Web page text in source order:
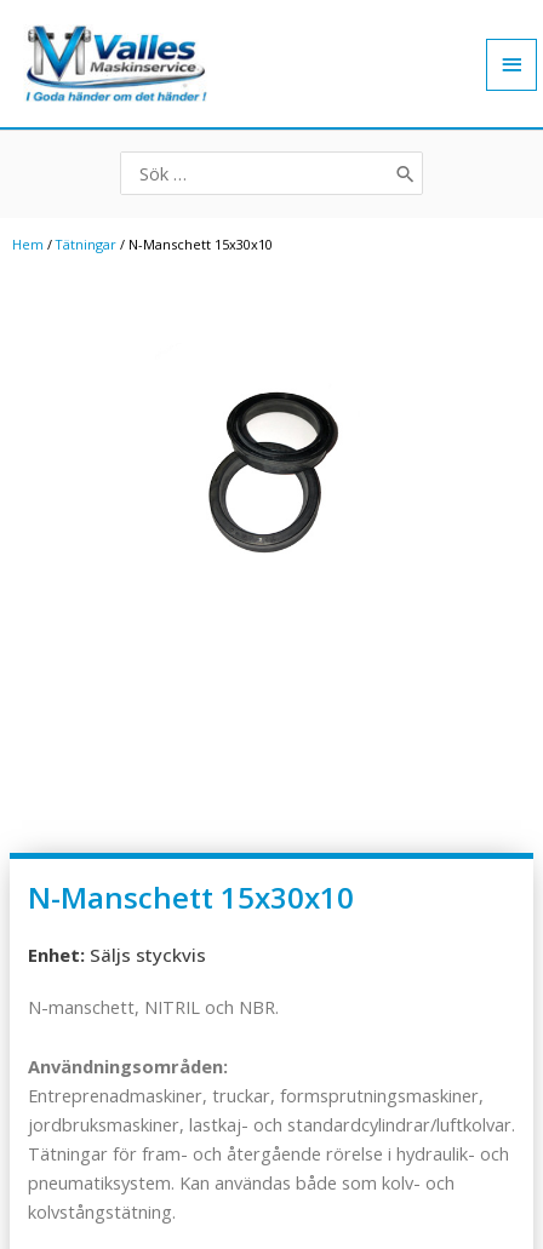
innehåll
Search
for:
Hem /Tätningar / N-Manschett 15x30x10
N-Manschett 15x30x10
Enhet: Säljs styckvis
N-manschett, NITRIL och NBR.
Användningsområden:
Entreprenadmaskiner, truckar, formsprutningsmaskiner,
jordbruksmaskiner, lastkaj- och standardcylindrar/luftkolvar.
Tätningar för fram- och återgående rörelse i hydraulik- och
pneumatiksystem. Kan användas både som kolv- och
kolvstångstätning.